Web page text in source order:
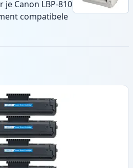
Canon LBP-810
compatibele
van
in .